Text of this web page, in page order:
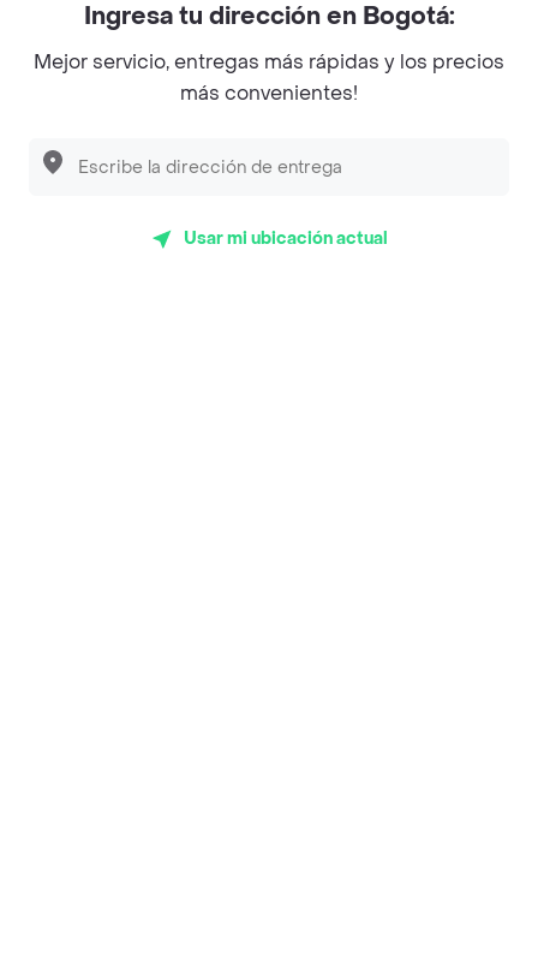
Myriam Camhi Co
Magnifique
Desayunadero de la 42
Sopitas y Frijoladas
Ingresa tu dirección en Bogotá:
Mejor servicio, entregas más rápidas y los precios
más convenientes!
Usar mi ubicación actual